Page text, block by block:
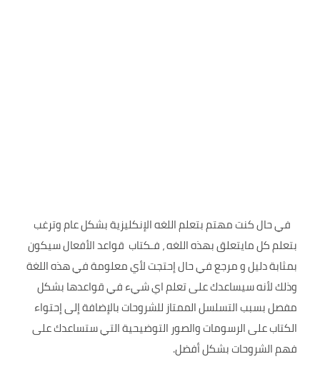
في حال كنت مهتم بتعلم اللغه الإنكليزية بشكل عام وترغب
بتعلم كل مايتعلق بهذه اللغه ، فـكتاب قواعد الأفعال سيكون
بمثابة دليل و مرجع في حال إحتجت لأي معلومة في هذه اللغة
وذلك لأنه سيساعدك على تعلم اي شيء في قواعدها بشكل
مفصل بسبب التسلسل الممتاز للشروحات بالإضافة إلى إحتواء
الكتاب على الرسومات والصور التوضيحية التي ستساعدك على
فهم الشروحات بشكل أفضل.